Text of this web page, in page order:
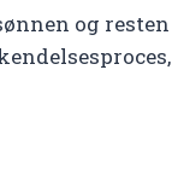
og resten